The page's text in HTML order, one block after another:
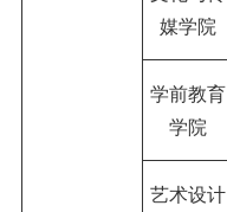
媒学院
学前教育
学院
艺术设计